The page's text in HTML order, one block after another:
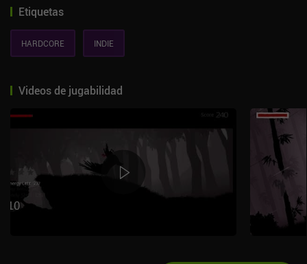
Etiquetas
HARDCORE INDIE
Videos de jugabilidad